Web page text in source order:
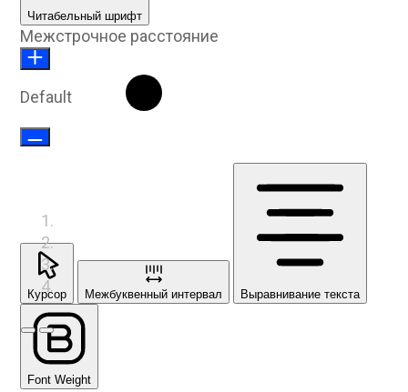
Предыдущий слайд
Следующий слайд
Читабельный шрифт
Межстрочное расстояние
Default
Курсор Межбуквенный интервал Выравнивание текста
Font Weight